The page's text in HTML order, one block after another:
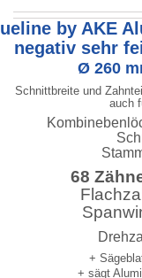
by AKE
negativ sehr
Ø 260
Schnittbreite und
auch
68
+
+ sägt